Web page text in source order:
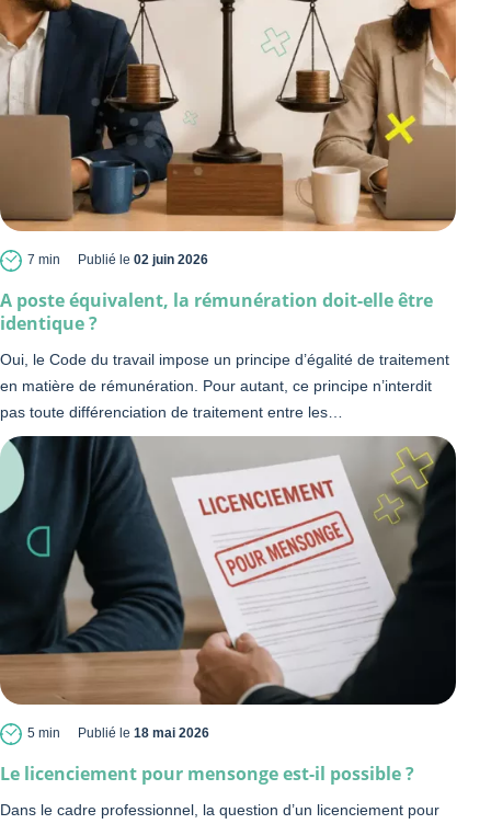
7 min Publié le 02 juin 2026
A poste équivalent, la rémunération doit-elle être
identique ?
Oui, le Code du travail impose un principe d’égalité de traitement
en matière de rémunération. Pour autant, ce principe n’interdit
pas toute différenciation de traitement entre les…
5 min Publié le 18 mai 2026
Le licenciement pour mensonge est-il possible ?
Dans le cadre professionnel, la question d’un licenciement pour